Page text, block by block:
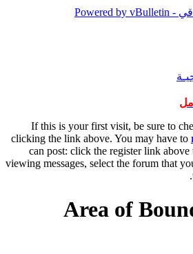
If this is your first visit, be sure to
clicking the link above. You may have to
can post: click the register link above
viewing messages, select the forum that
Area of